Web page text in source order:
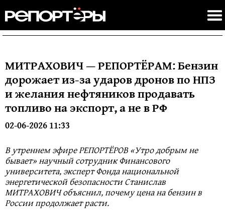
МИТРАХОВИЧ — РЕПОРТЁРАМ: Бензин
дорожает из-за ударов дронов по НПЗ
и желания нефтяников продавать
топливо на экспорт, а не в РФ
02-06-2026 11:33
В утреннем эфире РЕПОРТЁРОВ «Утро добрым не
бывает» научный сотрудник Финансового
университета, эксперт Фонда национальной
энергетической безопасности Станислав
МИТРАХОВИЧ объяснил, почему цена на бензин в
России продолжает расти.